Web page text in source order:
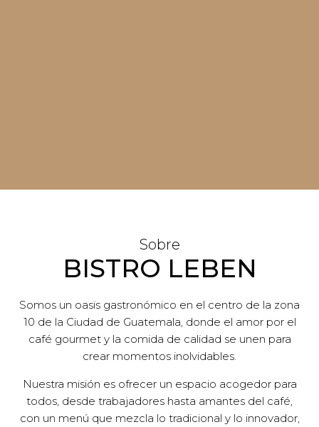
INSPIRA TU DÍA
Descubre Cómo Cada Sorbo De
Transformar Tu Rutina Diaria En Una
Experiencia Extraordinaria.
Sobre
BISTRO LEBEN
Somos un oasis gastronómico en el centro de la zona
10 de la Ciudad de Guatemala, donde el amor por el
café gourmet y la comida de calidad se unen para
crear momentos inolvidables.
Nuestra misión es ofrecer un espacio acogedor para
todos, desde trabajadores hasta amantes del café,
con un menú que mezcla lo tradicional y lo innovador,